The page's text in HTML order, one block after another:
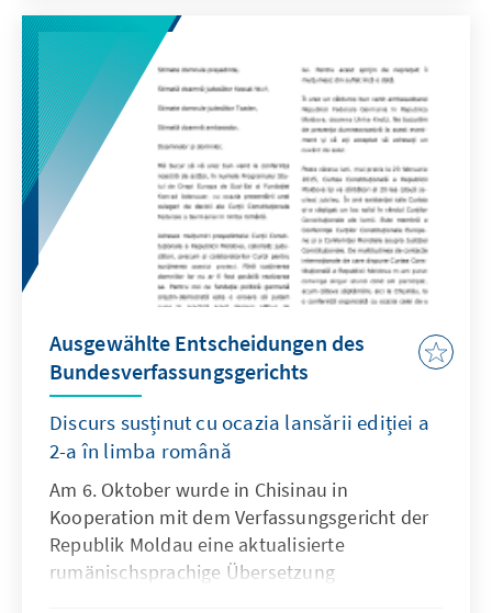
Ausgewählte Entscheidungen des
Bundesverfassungsgerichts
Discurs susținut cu ocazia lansării ediției a
2-a în limba română
Am 6. Oktober wurde in Chisinau in
Kooperation mit dem Verfassungsgericht der
Republik Moldau eine aktualisierte
rumänischsprachige Übersetzung